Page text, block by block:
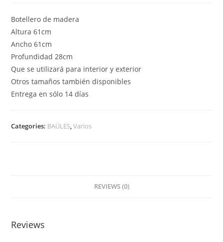
Botellero de madera
Altura 61cm
Ancho 61cm
Profundidad 28cm
Que se utilizará para interior y exterior
Otros tamaños también disponibles
Entrega en sólo 14 días
Categories: BAÚLES,Varios
REVIEWS (0)
Reviews